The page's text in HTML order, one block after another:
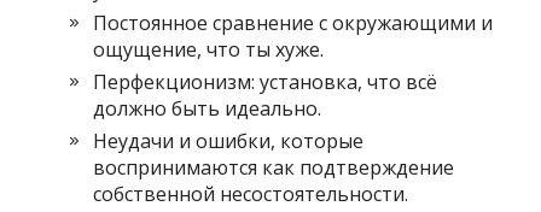
Постоянное сравнение с окружающими и
ощущение, что ты хуже.
Перфекционизм: установка, что всё
должно быть идеально.
Неудачи и ошибки, которые
воспринимаются как подтверждение
собственной несостоятельности.